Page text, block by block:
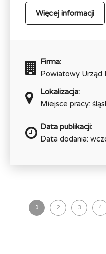
Więcej informacji
Firma:
Powiatowy Urząd
Lokalizacja:
Miejsce pracy:
Data publikacji:
Data dodania:
1 2 3 4